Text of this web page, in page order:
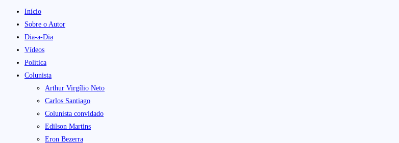
Início
Sobre o Autor
Dia-a-Dia
Vídeos
Política
Colunista
Arthur Virgílio Neto
Carlos Santiago
Colunista convidado
Edilson Martins
Eron Bezerra